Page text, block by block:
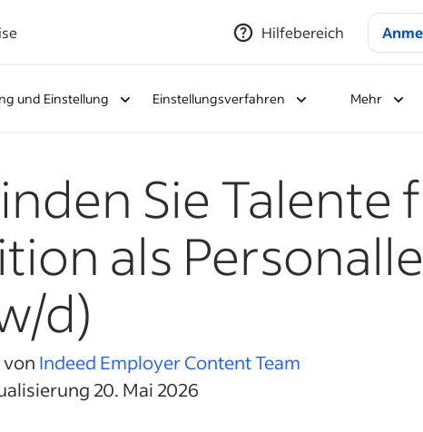
Hilfebereich
und Einstellung Einstellungsverfahren Mehr
Sie Talente
als
d)
Indeed Employer Content Team
20. Mai 2026